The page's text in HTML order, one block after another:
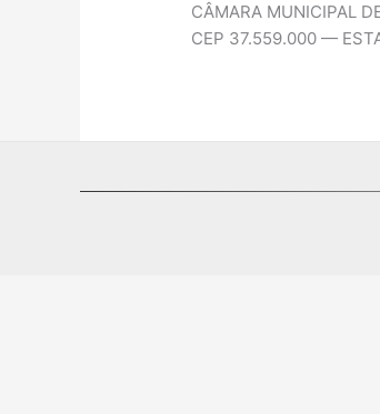
CÂMARA MUNICIPAL
CEP 37.559.000 —